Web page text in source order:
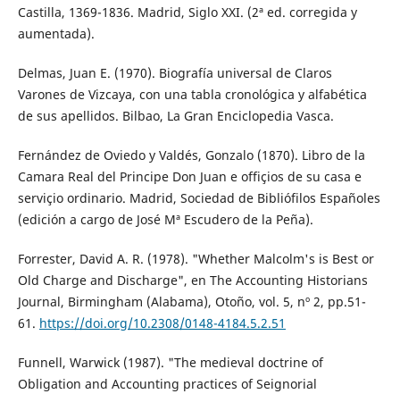
Castilla, 1369-1836. Madrid, Siglo XXI. (2ª ed. corregida y
aumentada).
Delmas, Juan E. (1970). Biografía universal de Claros
Varones de Vizcaya, con una tabla cronológica y alfabética
de sus apellidos. Bilbao, La Gran Enciclopedia Vasca.
Fernández de Oviedo y Valdés, Gonzalo (1870). Libro de la
Camara Real del Principe Don Juan e offiçios de su casa e
serviçio ordinario. Madrid, Sociedad de Bibliófilos Españoles
(edición a cargo de José Mª Escudero de la Peña).
Forrester, David A. R. (1978). "Whether Malcolm's is Best or
Old Charge and Discharge", en The Accounting Historians
Journal, Birmingham (Alabama), Otoño, vol. 5, nº 2, pp.51-
61. https://doi.org/10.2308/0148-4184.5.2.51
Funnell, Warwick (1987). "The medieval doctrine of
Obligation and Accounting practices of Seignorial